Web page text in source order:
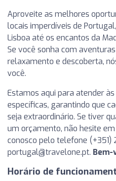
Aproveite as melhores
locais imperdíveis de
Lisboa até os encantos da
Se você sonha com
relaxamento e descoberta,
você.
Estamos aqui para atender
específicas, garantindo que
seja extraordinário. Se tiver
um orçamento, não hesite
conosco pelo telefone (+351)
portugal@travelone.pt.
Horário de